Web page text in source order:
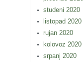
studeni 2020
listopad 2020
rujan 2020
kolovoz 2020
srpanj 2020